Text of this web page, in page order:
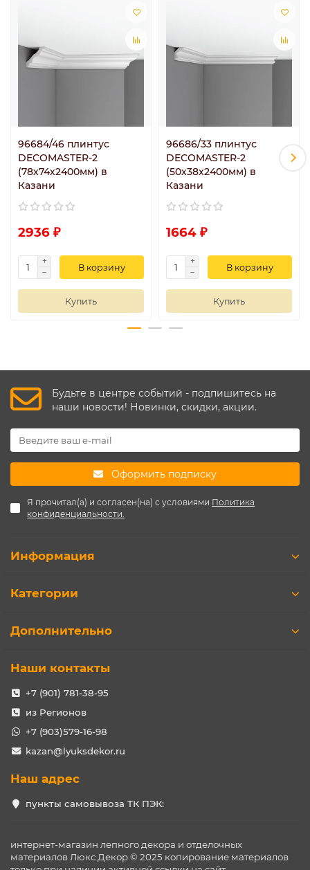
96684/46 плинтус
DECOMASTER-2
(78х74х2400мм) в
Казани
2936 ₽
В корзину
Купить
96686/33 плинтус
DECOMASTER-2
(50х38х2400мм) в
Казани
1664 ₽
В корзину
Купить
Будьте в центре событий - подпишитесь на
наши новости! Новинки, скидки, акции.
Оформить подписку
Я прочитал(а) и согласен(на) с условиями Политика
конфиденциальности.
Информация
Категории
Дополнительно
Наши контакты
+7 (901) 781-38-95
из Регионов
+7 (903)579-16-98
kazan@lyuksdekor.ru
Наш адрес
пункты самовывоза ТК ПЭК:
интернет-магазин лепного декора и отделочных
материалов Люкс Декор © 2025 копирование материалов